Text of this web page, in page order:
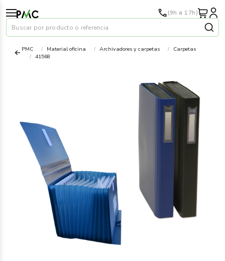
Material oficina
Audiovisuales
Tinta y tóner
Impresoras
Informática
(9h a 17h)
Buscar por producto o referencia
PMC Material oficina Archivadores y carpetas
Carpetas
41568